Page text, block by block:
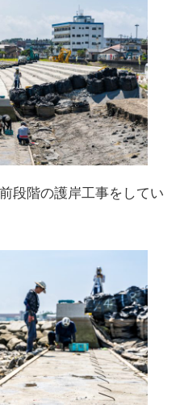
段階の護岸工事をしてい